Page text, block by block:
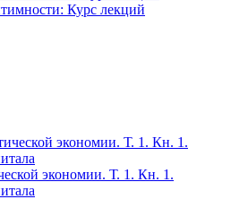
Курс лекций
экономии. Т. 1. Кн. 1.